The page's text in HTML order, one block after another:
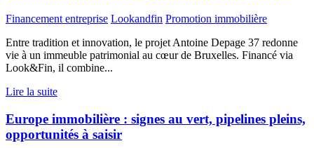
Financement entreprise Lookandfin Promotion immobilière
Entre tradition et innovation, le projet Antoine Depage 37 redonne
vie à un immeuble patrimonial au cœur de Bruxelles. Financé via
Look&Fin, il combine...
Lire la suite
Europe immobilière : signes au vert, pipelines pleins,
opportunités à saisir